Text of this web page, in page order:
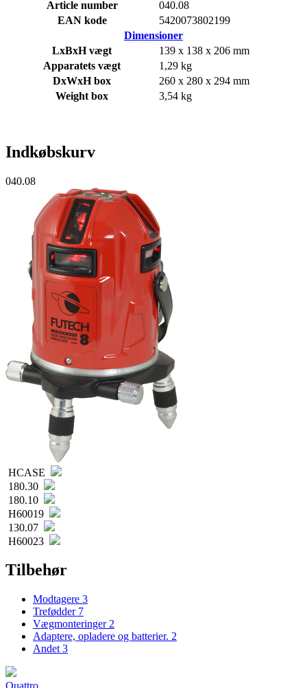
Article number
040.08
EAN kode
5420073802199
Dimensioner
LxBxH vægt
139 x 138 x 206 mm
Apparatets vægt
1,29 kg
DxWxH box
260 x 280 x 294 mm
Weight box
3,54 kg
Indkøbskurv
040.08
HCASE
180.30
180.10
H60019
130.07
H60023
Tilbehør
Modtagere 3
Trefødder 7
Vægmonteringer 2
Adaptere, opladere og batterier. 2
Andet 3